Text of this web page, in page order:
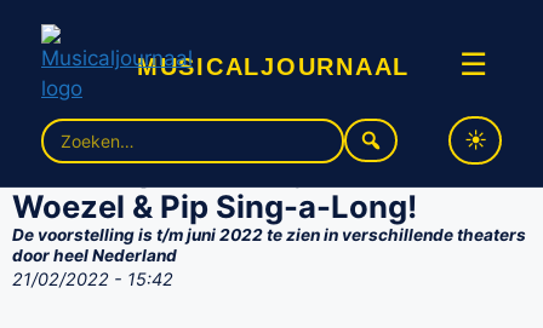
musicaljournaal ☰
Zoek
naar:
Geniet van een vrolijk
muziekspektakel tijdens de
Woezel & Pip Sing-a-Long!
De voorstelling is t/m juni 2022 te zien in verschillende theaters
door heel Nederland
21/02/2022 - 15:42